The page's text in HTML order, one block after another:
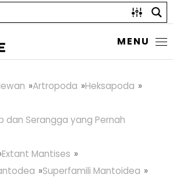
MENU
Artropoda
Heksapoda
dan Serangga yang Pernah
Extant Mantises
Superfamili Mantoidea